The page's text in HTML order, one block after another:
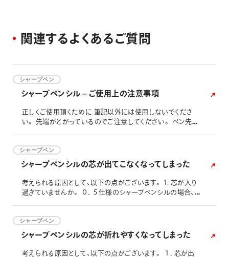
関 連する よ く ある ご質 問
シャープペン
シャープペンシル – ご使用上の注意事項
正しくご使用頂くために 筆記以外には使用しないでくださ
い。 先端がとがっているのでご注意してください。 ペン先が
下などの衝撃が加わると本体が破損（キズ・割れ）することが
ございますので、落下には十分ご注意ください。 クリップを開
く方向に大きな力が加わりますと、クリップが変形したり、破
損・分
シャープペン
シャープペンシルの芯が出てこなくなってしまった
考えられる原因として、以下の点がございます。 1. 芯が入り
過ぎていませんか。 ０．５仕様のシャープペンシルの場合、
は、1～2本が適当です。 芯を入れ過ぎますと、芯タンクの中
で芯同士が競ってしまい動きにくくなり、芯が出てこなくなっ
てしまいます。０．７仕様芯や０．９仕様芯のような太い芯で
は１～
シャープペン
シャープペンシルの芯が折れやすくなってしまった
考えられる原因として、以下の点がございます。 １．芯が出